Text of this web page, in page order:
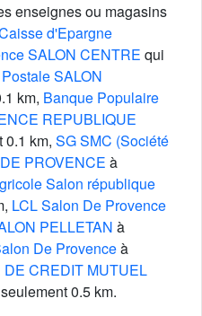
enseignes ou magasins
d'Epargne
SALON CENTRE qui
SALON
km, Banque Populaire
REPUBLIQUE
0.1 km, SG SMC (Société
PROVENCE à
Salon république
LCL Salon De Provence
PELLETAN à
De Provenceà
CREDIT MUTUEL
0.5 km.